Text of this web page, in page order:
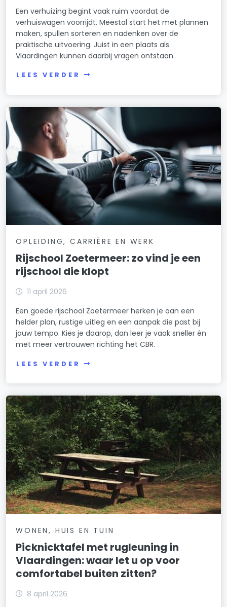
Een verhuizing begint vaak ruim voordat de
verhuiswagen voorrijdt. Meestal start het met plannen
maken, spullen sorteren en nadenken over de
praktische uitvoering. Juist in een plaats als
Vlaardingen kunnen daarbij vragen ontstaan.
LEES VERDER
OPLEIDING, CARRIÈRE EN WERK
Rijschool Zoetermeer: zo vind je een
rijschool die klopt
11 april 2026
Een goede rijschool Zoetermeer herken je aan een
helder plan, rustige uitleg en een aanpak die past bij
jouw tempo. Kies je daarop, dan leer je vaak sneller én
met meer vertrouwen richting het CBR.
LEES VERDER
WONEN, HUIS EN TUIN
Picknicktafel met rugleuning in
Vlaardingen: waar let u op voor
comfortabel buiten zitten?
8 april 2026